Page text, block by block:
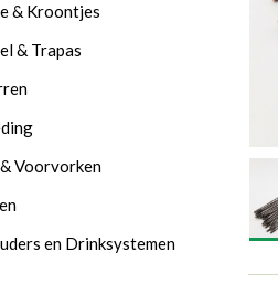
& Kroontjes
& Trapas
Voorvorken
en Drinksystemen